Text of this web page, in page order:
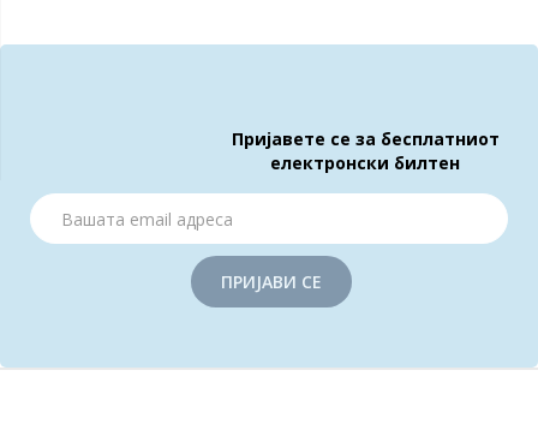
Пријавете се за бесплатниот
електронски билтен
ПРИЈАВИ СЕ